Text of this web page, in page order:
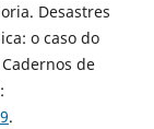
Desastres
o caso do
de
.